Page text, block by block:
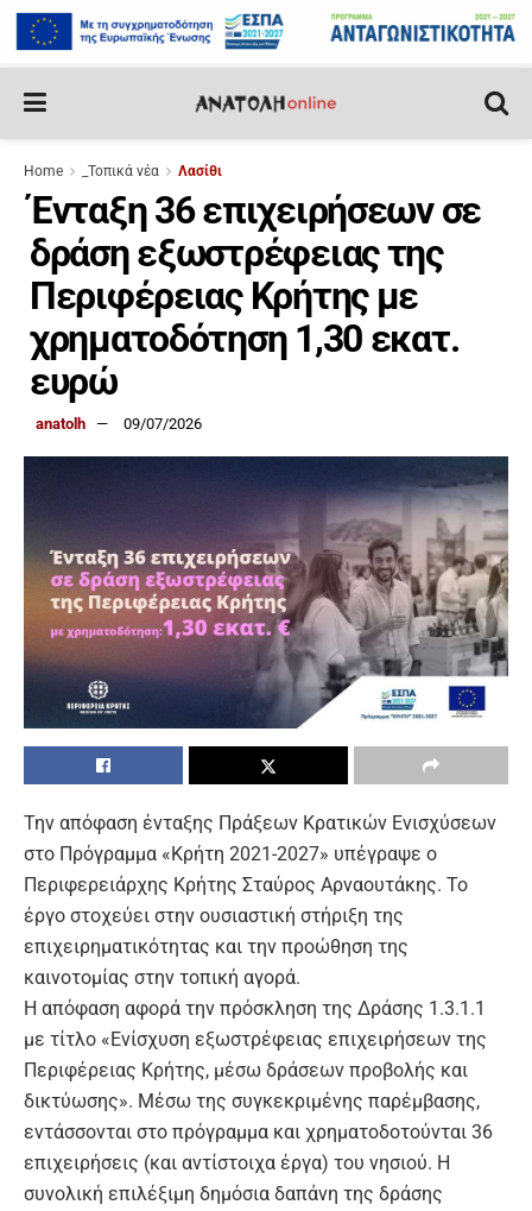
Home _Τοπικά νέα Λασίθι
Ένταξη 36 επιχειρήσεων σε
δράση εξωστρέφειας της
Περιφέρειας Κρήτης με
χρηματοδότηση 1,30 εκατ.
ευρώ
anatolh 09/07/2026
Την απόφαση ένταξης Πράξεων Κρατικών Ενισχύσεων
στο Πρόγραμμα «Κρήτη 2021-2027» υπέγραψε ο
Περιφερειάρχης Κρήτης Σταύρος Αρναουτάκης. Το
έργο στοχεύει στην ουσιαστική στήριξη της
επιχειρηματικότητας και την προώθηση της
καινοτομίας στην τοπική αγορά.
Η απόφαση αφορά την πρόσκληση της Δράσης 1.3.1.1
με τίτλο «Ενίσχυση εξωστρέφειας επιχειρήσεων της
Περιφέρειας Κρήτης, μέσω δράσεων προβολής και
δικτύωσης». Μέσω της συγκεκριμένης παρέμβασης,
εντάσσονται στο πρόγραμμα και χρηματοδοτούνται 36
επιχειρήσεις (και αντίστοιχα έργα) του νησιού. Η
συνολική επιλέξιμη δημόσια δαπάνη της δράσης